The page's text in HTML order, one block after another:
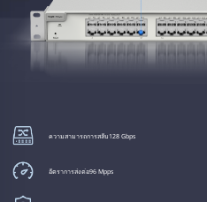
ความสามารถการสลับ 128 Gbps
อัตราการส่งต่อ96 Mpps